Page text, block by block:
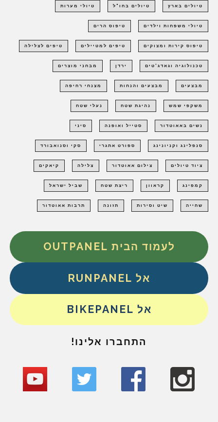
טיולים בארץ טיולים בחו"ל טיולי מערות
טיולי משפחות וילדים טיפוס הרים
טיפוס קירות ומצוקים טיפים למטיילים טיפים לצלילה
טכנולוגיה וגאדג'טים ירדן מבחני מוצרים
מבצעים מבצעים והנחות מצנחי רחיפה
משקפי שמש נהיגת שטח נעלי שטח
נשים באאוטדור סטייל ואופנה סיני
סנפלינג וקניונינג ספורט אתגרי סקי וסנואבורד
ציוד טיולים צילום אאוטדור צלילה קיאקים
קמפינג קראוון ריצת שטח שביל ישראל
שחייה שיט וסירות תזונה תרבות אאוטדור
לעמוד הבית OUTPANEL
אל RUNPANEL
אל BIKEPANEL
התחברו אלינו!